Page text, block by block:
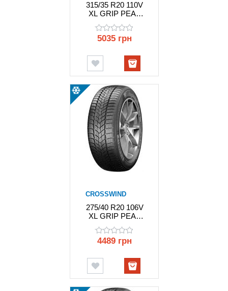
315/35 R20 110V
XL GRIP PEAK
WINTER
CROSSWIND
5035 грн
CROSSWIND
275/40 R20 106V
XL GRIP PEAK
WINTER
CROSSWIND
4489 грн